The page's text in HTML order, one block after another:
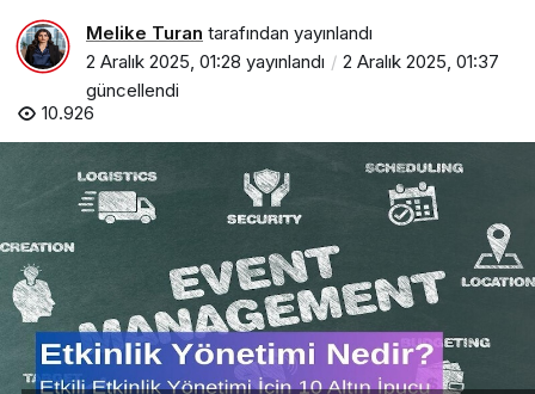
eti
Altı
Melike Turan tarafından yayınlandı
2 Aralık 2025, 01:28 yayınlandı
2 Aralık 2025, 01:37
güncellendi
10.926